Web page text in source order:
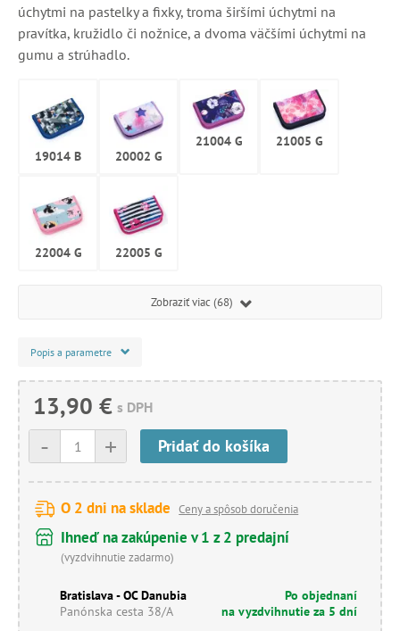
úchytmi na pastelky a fixky, troma širšími úchytmi na
pravítka, kružidlo či nožnice, a dvoma väčšími úchytmi na
gumu a strúhadlo.
19014 B 20002 G
21004 G 21005 G
22004 G 22005 G
Zobraziť viac (68)
Popis a parametre
13,90 € s DPH
+
- Pridať do košíka
O 2 dni na sklade Ceny a spôsob doručenia
Ihneď na zakúpenie v 1 z 2 predajní
(vyzdvihnutie zadarmo)
Bratislava - OC Danubia
Panónska cesta 38/A
Po objednaní
na vyzdvihnutie za 5 dní